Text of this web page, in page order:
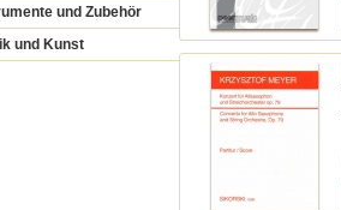
und Zubehör
und Kunst